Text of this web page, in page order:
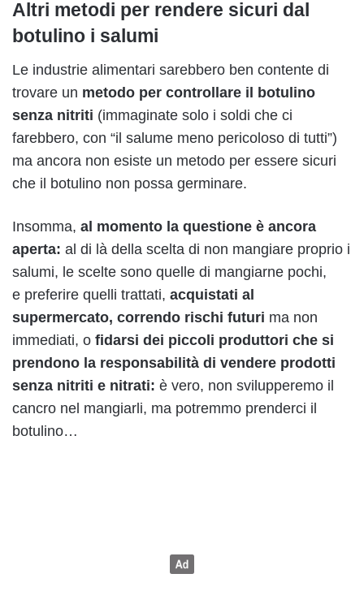
Altri metodi per rendere sicuri dal
botulino i salumi
Le industrie alimentari sarebbero ben contente di
trovare un metodo per controllare il botulino
senza nitriti (immaginate solo i soldi che ci
farebbero, con “il salume meno pericoloso di tutti”)
ma ancora non esiste un metodo per essere sicuri
che il botulino non possa germinare.
Insomma, al momento la questione è ancora
aperta: al di là della scelta di non mangiare proprio i
salumi, le scelte sono quelle di mangiarne pochi,
e preferire quelli trattati, acquistati al
supermercato, correndo rischi futuri ma non
immediati, o fidarsi dei piccoli produttori che si
prendono la responsabilità di vendere prodotti
senza nitriti e nitrati: è vero, non svilupperemo il
cancro nel mangiarli, ma potremmo prenderci il
botulino…